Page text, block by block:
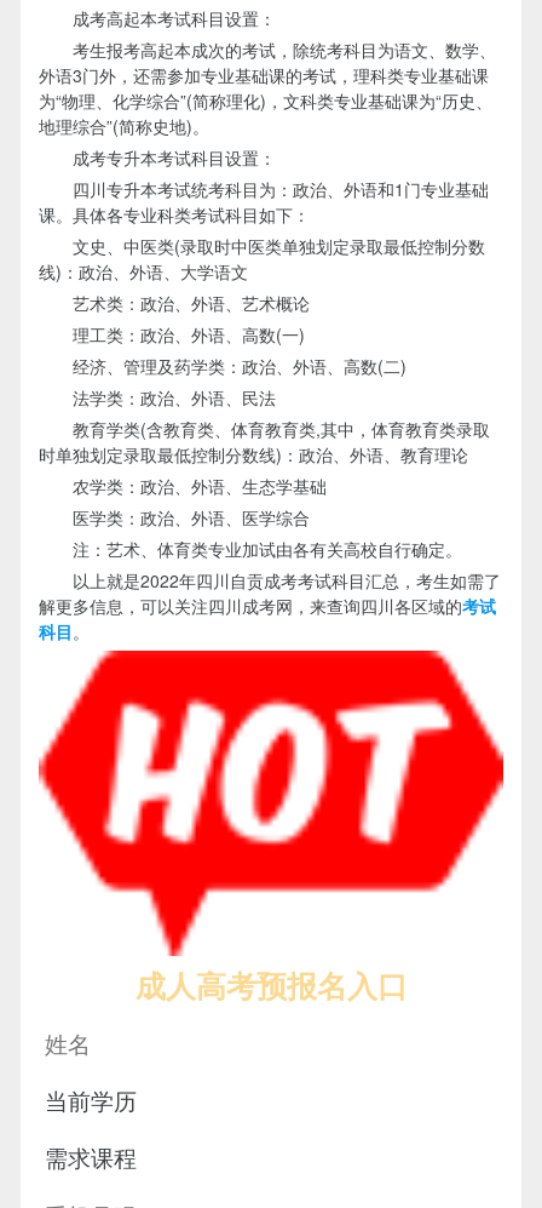
成考高起本考试科目设置：
考生报考高起本成次的考试，除统考科目为语文、数学、
外语3门外，还需参加专业基础课的考试，理科类专业基础课
为“物理、化学综合”(简称理化)，文科类专业基础课为“历史、
地理综合”(简称史地)。
成考专升本考试科目设置：
四川专升本考试统考科目为：政治、外语和1门专业基础
课。具体各专业科类考试科目如下：
文史、中医类(录取时中医类单独划定录取最低控制分数
线)：政治、外语、大学语文
艺术类：政治、外语、艺术概论
理工类：政治、外语、高数(一)
经济、管理及药学类：政治、外语、高数(二)
法学类：政治、外语、民法
教育学类(含教育类、体育教育类,其中，体育教育类录取
时单独划定录取最低控制分数线)：政治、外语、教育理论
农学类：政治、外语、生态学基础
医学类：政治、外语、医学综合
注：艺术、体育类专业加试由各有关高校自行确定。
以上就是2022年四川自贡成考考试科目汇总，考生如需了
解更多信息，可以关注四川成考网，来查询四川各区域的考试
科目 。
成人高考预报名入口